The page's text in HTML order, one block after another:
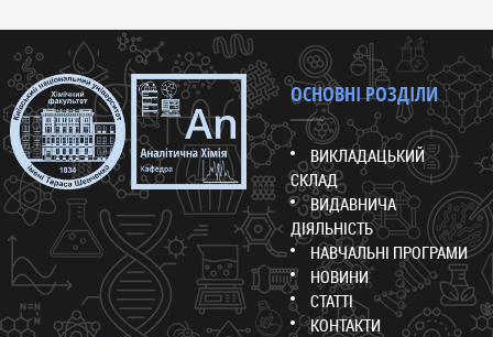
ОСНОВНІ РОЗДІЛИ
ВИКЛАДАЦЬКИЙ
СКЛАД
ВИДАВНИЧА
ДІЯЛЬНІСТЬ
НАВЧАЛЬНІ ПРОГРАМИ
НОВИНИ
СТАТТІ
КОНТАКТИ